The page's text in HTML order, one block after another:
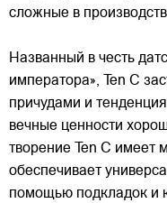
сложные в
Названный в честь
императора», Ten C
причудами и
вечные ценности
творение Ten C имеет
обеспечивает
помощью подкладок и